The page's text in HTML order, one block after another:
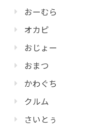
おーむら
オカピ
おじょー
おまつ
かわぐち
クルム
さいとぅ